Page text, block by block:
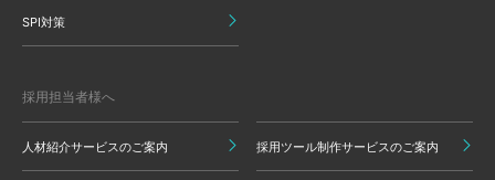
SPI対策
採用担当者様へ
人材紹介サービスのご案内 採用ツール制作サービスのご案内